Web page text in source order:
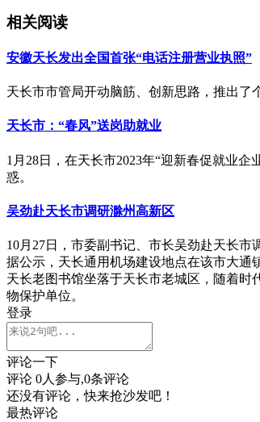
相关阅读
安徽天长发出全国首张“电话注册营业执照”
天长市市管局开动脑筋、创新思路，推出了
天长市：“春风”送岗助就业
1月28日，在天长市2023年“迎新春促就业
惑。
吴劲赴天长市调研滁州高新区
10月27日，市委副书记、市长吴劲赴天长市
据公示，天长通用机场建设地点在该市大通
天长老图书馆坐落于天长市老城区，随着
物保护单位。
登录
评论一下
评论 0人参与,0条评论
还没有评论，快来抢沙发吧！
最热评论